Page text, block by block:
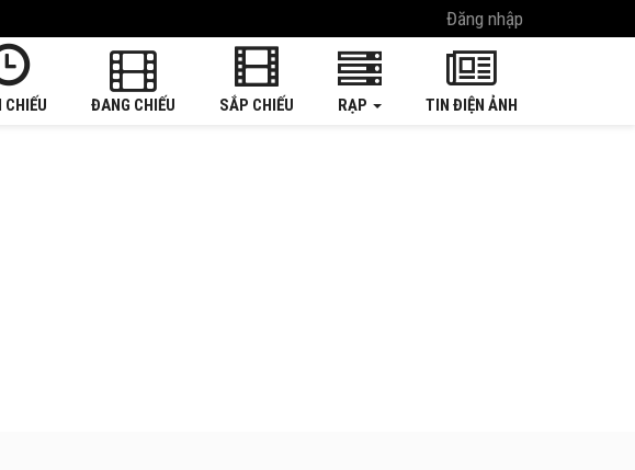
Đăng nhập
CHIẾU ĐANG CHIẾU SẮP CHIẾU RẠP TIN ĐIỆN ẢNH